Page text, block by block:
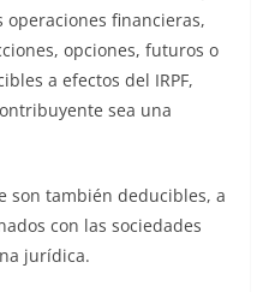
operaciones financieras,
opciones, futuros o
a efectos del IRPF,
sea una
son también deducibles, a
con las sociedades
jurídica.